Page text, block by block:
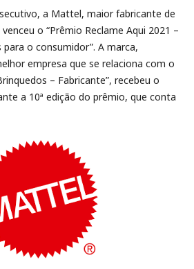
a Mattel, maior fabricante de
o “Prêmio Reclame Aqui 2021 –
o consumidor”. A marca,
empresa que se relaciona com o
– Fabricante”, recebeu o
a 10ª edição do prêmio, que conta